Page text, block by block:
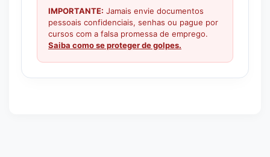
IMPORTANTE: Jamais envie documentos
pessoais confidenciais, senhas ou pague por
cursos com a falsa promessa de emprego.
Saiba como se proteger de golpes.